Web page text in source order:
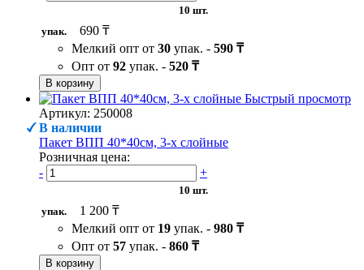
10 шт.
упак.
690 ₸
Мелкий опт от 30 упак. - 590 ₸
Опт от 92 упак. - 520 ₸
В корзину
Быстрый просмотр
Артикул: 250008
В наличии
Пакет ВПП 40*40см, 3-х слойные
Розничная цена:
-
+
10 шт.
упак.
1 200 ₸
Мелкий опт от 19 упак. - 980 ₸
Опт от 57 упак. - 860 ₸
В корзину